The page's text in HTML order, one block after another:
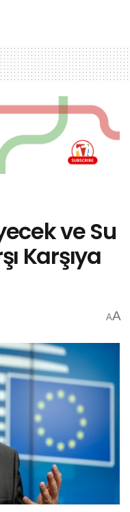
ve Su
Karşıya
AA